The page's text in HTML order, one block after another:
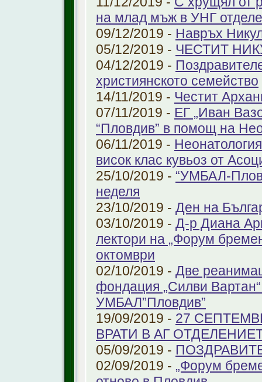
на млад мъж в УНГ
09/12/2019 - Навръх
05/12/2019 - ЧЕСТИТ
04/12/2019 -
християнското семейство
14/11/2019 - Честит
07/11/2019 - ЕГ „Иван
“Пловдив” в помощ на
06/11/2019 -
висок клас кувьоз от
25/10/2019 - “УМБАЛ-
неделя
23/10/2019 - Ден на
03/10/2019 - Д-р Диана
лектори на „Форум
октомври
02/10/2019 - Две
фондация „Силви
УМБАЛ”Пловдив”
19/09/2019 - 27
ВРАТИ В АГ
05/09/2019 -
02/09/2019 - „Форум